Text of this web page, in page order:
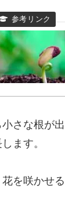
さな根が
ます。
を咲かせ